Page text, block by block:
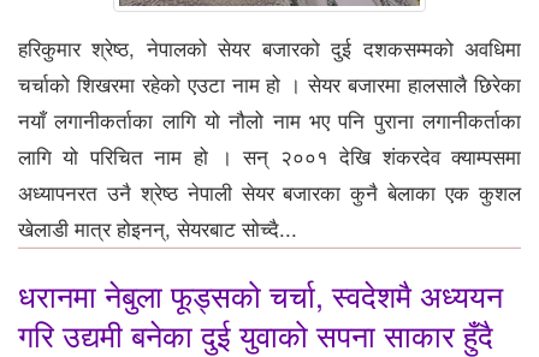
हरिकुमार श्रेष्ठ, नेपालको सेयर बजारको दुई दशकसम्मको अवधिमा
चर्चाको शिखरमा रहेको एउटा नाम हो । सेयर बजारमा हालसालै छिरेका
नयाँ लगानीकर्ताका लागि यो नौलो नाम भए पनि पुराना लगानीकर्ताका
लागि यो परिचित नाम हो । सन् २००१ देखि शंकरदेव क्याम्पसमा
अध्यापनरत उनै श्रेष्ठ नेपाली सेयर बजारका कुनै बेलाका एक कुशल
खेलाडी मात्र होइनन्, सेयरबाट सोच्दै...
धरानमा नेबुला फूड्सको चर्चा, स्वदेशमै अध्ययन
गरि उद्यमी बनेका दुई युवाको सपना साकार हुँदै